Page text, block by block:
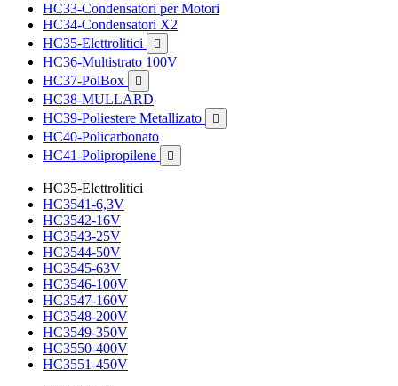
HC33-Condensatori per Motori
HC34-Condensatori X2
HC35-Elettrolitici

HC36-Multistrato 100V
HC37-PolBox

HC38-MULLARD
HC39-Poliestere Metallizato

HC40-Policarbonato
HC41-Polipropilene

HC35-Elettrolitici
HC3541-6,3V
HC3542-16V
HC3543-25V
HC3544-50V
HC3545-63V
HC3546-100V
HC3547-160V
HC3548-200V
HC3549-350V
HC3550-400V
HC3551-450V